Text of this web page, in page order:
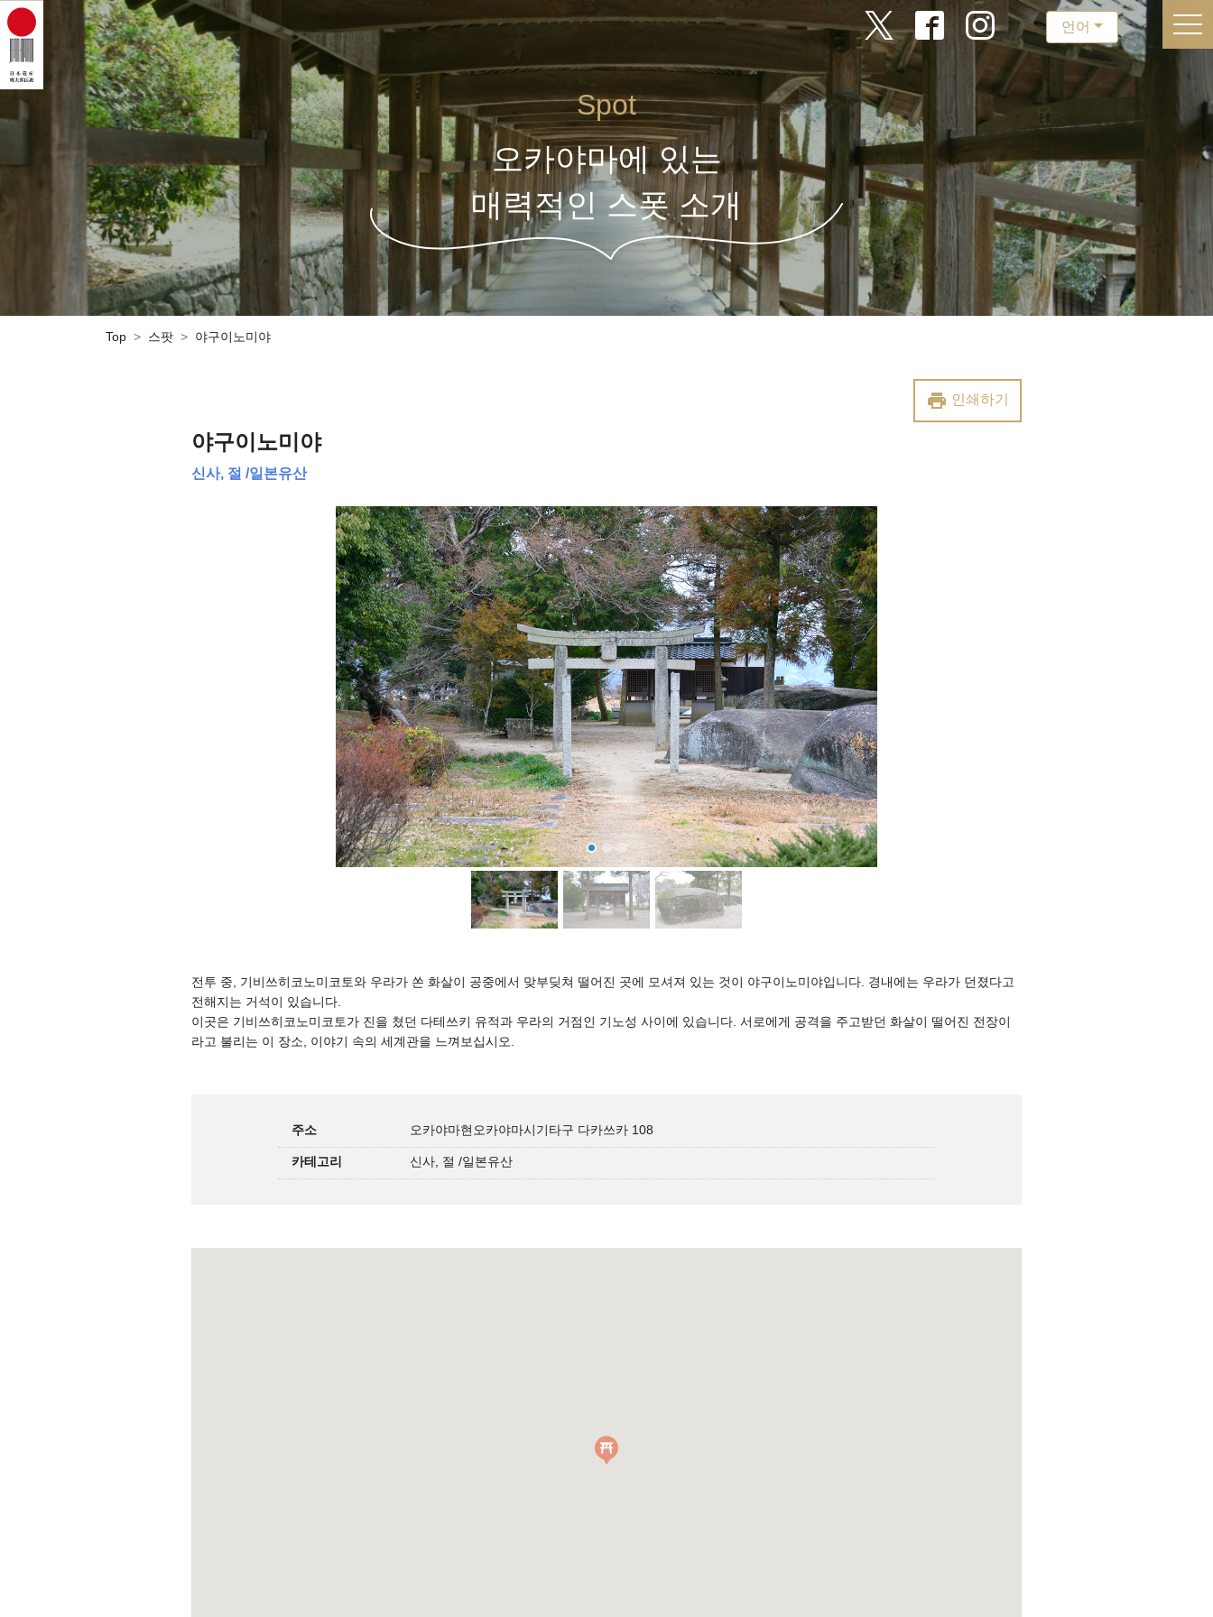
언어
Spot
오카야마에 있는
매력적인 스폿 소개
Top 스팟 야구이노미야
print 인쇄하기
야구이노미야
신사, 절 /일본유산
전투 중, 기비쓰히코노미코토와 우라가 쏜 화살이 공중에서 맞부딪쳐 떨어진 곳에 모셔져 있는 것이 야구이노미야입니다. 경내에는 우라가 던졌다고
전해지는 거석이 있습니다.
이곳은 기비쓰히코노미코토가 진을 쳤던 다테쓰키 유적과 우라의 거점인 기노성 사이에 있습니다. 서로에게 공격을 주고받던 화살이 떨어진 전장이
라고 불리는 이 장소, 이야기 속의 세계관을 느껴보십시오.
주소 오카야마현오카야마시기타구 다카쓰카 108
카테고리 신사, 절 /일본유산